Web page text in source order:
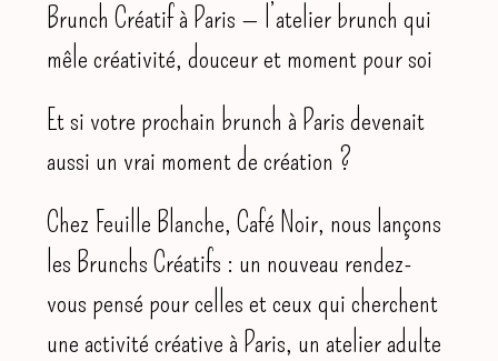
Brunch Créatif à Paris — l’atelier brunch qui
mêle créativité, douceur et moment pour soi
Et si votre prochain brunch à Paris devenait
aussi un vrai moment de création ?
Chez Feuille Blanche, Café Noir, nous lançons
les Brunchs Créatifs : un nouveau rendez-
vous pensé pour celles et ceux qui cherchent
une activité créative à Paris, un atelier adulte